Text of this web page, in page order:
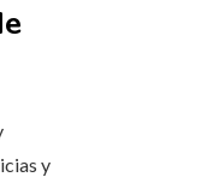
y